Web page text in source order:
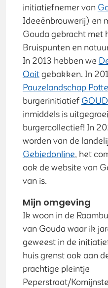
initiatiefnemer van
Ideeënbrouwerij) en
Gouda gebracht met
Bruispunten en
In 2013 hebben we
Ooitgebakken. In
Pauzelandschap
burgerinitiatief
inmiddels is
burgercollectief! In
worden van de
Gebiedonline, het
ook de website van
van is.
Mijn omgeving
Ik woon in de
van Gouda waar ik
geweest in de
huis grenst ook aan
prachtige pleintje
Peperstraat/